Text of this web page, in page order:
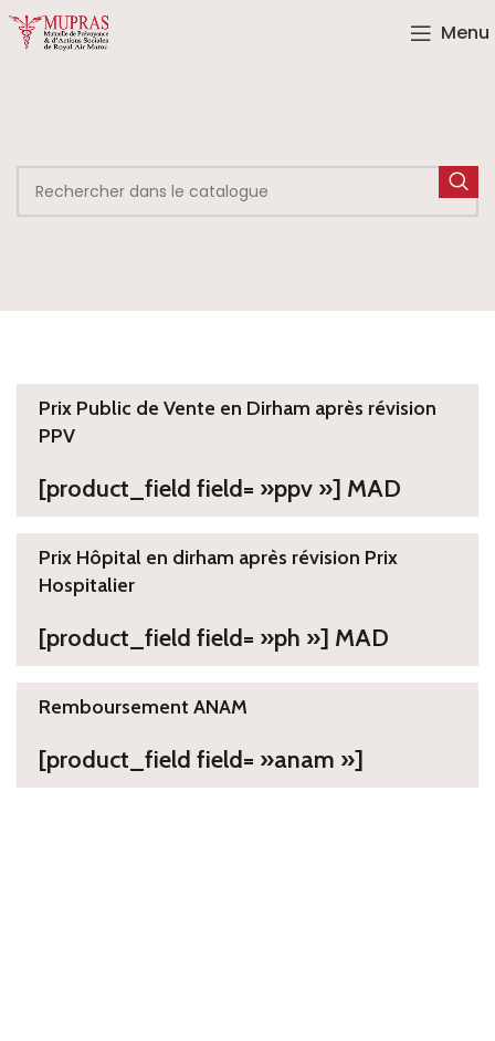
Menu
Prix Public de Vente en Dirham après révision
PPV
[product_field field= »ppv »] MAD
Prix Hôpital en dirham après révision Prix
Hospitalier
[product_field field= »ph »] MAD
Remboursement ANAM
[product_field field= »anam »]